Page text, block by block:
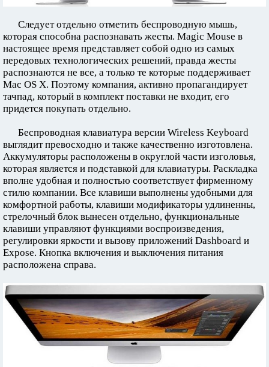
Следует отдельно отметить беспроводную мышь,
которая способна распознавать жесты. Magic Mouse в
настоящее время представляет собой одно из самых
передовых технологических решений, правда жесты
распознаются не все, а только те которые поддерживает
Mac OS X. Поэтому компания, активно пропагандирует
тачпад, который в комплект поставки не входит, его
придется покупать отдельно.
Беспроводная клавиатура версии Wireless Keyboard
выглядит превосходно и также качественно изготовлена.
Аккумуляторы расположены в округлой части изголовья,
которая является и подставкой для клавиатуры. Раскладка
вполне удобная и полностью соответствует фирменному
стилю компании. Все клавиши выполнены удобными для
комфортной работы, клавиши модификаторы удлиненны,
стрелочный блок вынесен отдельно, функциональные
клавиши управляют функциями воспроизведения,
регулировки яркости и вызову приложений Dashboard и
Expose. Кнопка включения и выключения питания
расположена справа.